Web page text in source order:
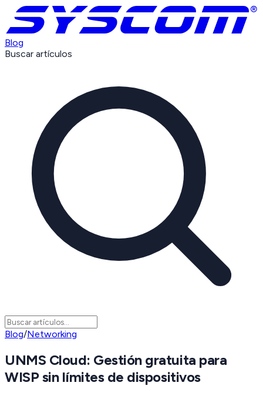
Blog
Buscar artículos
Blog/Networking
UNMS Cloud: Gestión gratuita para
WISP sin límites de dispositivos